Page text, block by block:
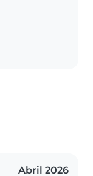
Abril 2026